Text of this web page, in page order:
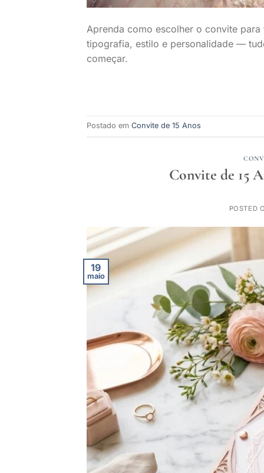
Aprenda como escolher o convite
tipografia, estilo e personalidade —
começar.
Postado em Convite de 15 Anos
Convite de 15
POSTED
19
maio